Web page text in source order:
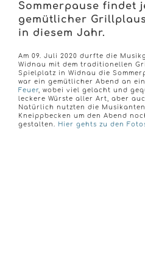
Sommerpause findet
gemütlicher
in diesem Jahr.
Am 09. Juli 2020 durfte die
Widnau mit dem traditionellen
Spielplatz in Widnau die
war ein gemütlicher Abend an
Feuer, wobei viel gelacht und
leckere Würste aller Art, aber
Natürlich nutzten die
Kneippbecken um den Abend
gestalten. Hier gehts zu den